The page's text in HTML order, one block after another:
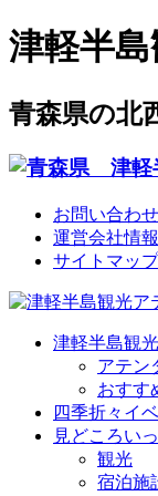
津軽半
青森県の北
お問い合わせ
運営会社情報
サイトマップ
津軽半島観
アテン
おすす
四季折々イ
見どころい
観光
宿泊施